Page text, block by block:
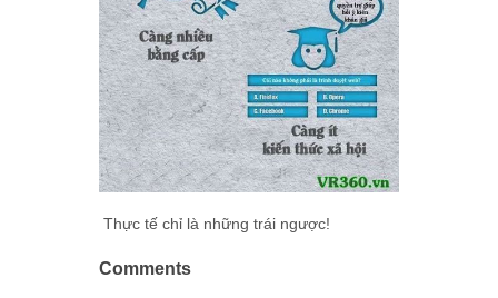
Thực tế chỉ là những trái ngược!
Comments